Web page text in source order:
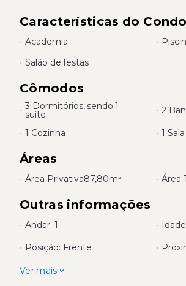
Características do
• Academia •
• Salão de festas
Cômodos
• 3 Dormitórios, sendo 1
suíte • 2
• 1 Cozinha • 1
Áreas
• Área Privativa87,80m² • Área
Outras informações
• Andar: 1 •
• Posição: Frente •
Ver mais